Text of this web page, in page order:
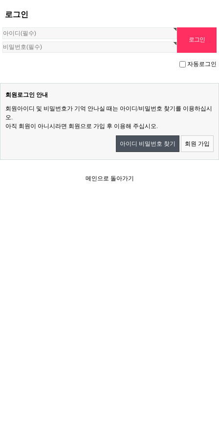
로그인
자동로그인
회원로그인 안내
회원아이디 및 비밀번호가 기억 안나실 때는 아이디/비밀번호 찾기를 이용하십시
오.
아직 회원이 아니시라면 회원으로 가입 후 이용해 주십시오.
아이디 비밀번호 찾기 회원 가입
메인으로 돌아가기